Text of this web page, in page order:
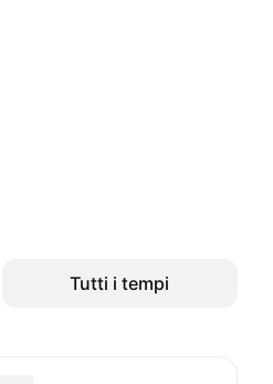
Tutti i tempi